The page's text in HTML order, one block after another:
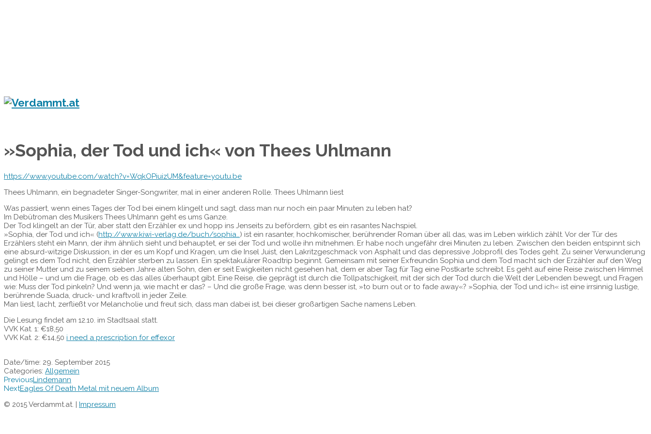
»Sophia, der Tod und ich« von Thees Uhlmann
https://www.youtube.com/watch?v=WqkOPiuizUM&feature=youtu.be
Thees Uhlmann, ein begnadeter Singer-Songwriter, mal in einer anderen Rolle. Thees Uhlmann liest
Was passiert, wenn eines Tages der Tod bei einem klingelt und sagt, dass man nur noch ein paar Minuten zu leben hat?
Im Debütroman des Musikers Thees Uhlmann geht es ums Ganze.
Der Tod klingelt an der Tür, aber statt den Erzähler ex und hopp ins Jenseits zu befördern, gibt es ein rasantes Nachspiel.
»Sophia, der Tod und ich« (http://www.kiwi-verlag.de/buch/sophia…) ist ein rasanter, hochkomischer, berührender Roman über all das, was im Leben wirklich zählt. Vor der Tür des
Erzählers steht ein Mann, der ihm ähnlich sieht und behauptet, er sei der Tod und wolle ihn mitnehmen. Er habe noch ungefähr drei Minuten zu leben. Zwischen den beiden entspinnt sich
eine absurd-witzige Diskussion, in der es um Kopf und Kragen, um die Insel Juist, den Lakritzgeschmack von Asphalt und das depressive Jobprofil des Todes geht. Zu seiner Verwunderung
gelingt es dem Tod nicht, den Erzähler sterben zu lassen. Ein spektakulärer Roadtrip beginnt. Gemeinsam mit seiner Exfreundin Sophia und dem Tod macht sich der Erzähler auf den Weg
zu seiner Mutter und zu seinem sieben Jahre alten Sohn, den er seit Ewigkeiten nicht gesehen hat, dem er aber Tag für Tag eine Postkarte schreibt. Es geht auf eine Reise zwischen Himmel
und Hölle – und um die Frage, ob es das alles überhaupt gibt. Eine Reise, die geprägt ist durch die Tollpatschigkeit, mit der sich der Tod durch die Welt der Lebenden bewegt, und Fragen
wie: Muss der Tod pinkeln? Und wenn ja, wie macht er das? – Und die große Frage, was denn besser ist, »to burn out or to fade away«? »Sophia, der Tod und ich« ist eine irrsinnig lustige,
berührende Suada, druck- und kraftvoll in jeder Zeile.
Man liest, lacht, zerfließt vor Melancholie und freut sich, dass man dabei ist, bei dieser großartigen Sache namens Leben.
Die Lesung findet am 12.10. im Stadtsaal statt.
VVK Kat. 1: €18,50
VVK Kat. 2: €14,50 i need a prescription for effexor
Date/time: 29. September 2015
Categories: Allgemein
PreviousLindemann
NextEagles Of Death Metal mit neuem Album
© 2015 Verdammt.at. | Impressum